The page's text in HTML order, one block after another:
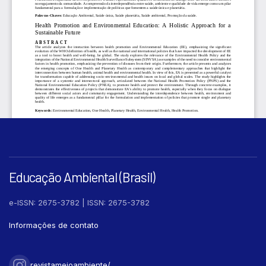
Educação Ambiental (Brasil)
e-ISSN: 2675-3782 | ISSN: 2675-3782
Informações de contato